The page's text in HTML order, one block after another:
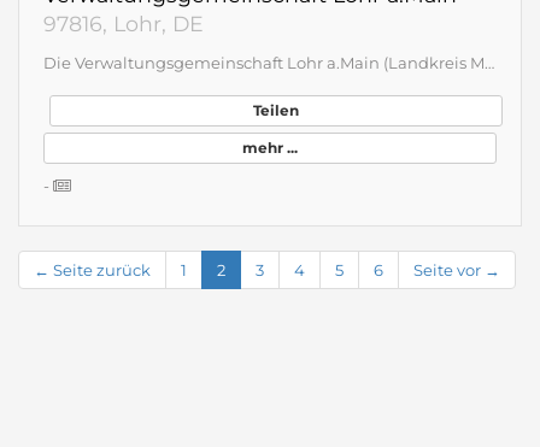
97816, Lohr, DE
Die Verwaltungsgemeinschaft Lohr a.Main (Landkreis Main-Spessart ca. 5.600 Einwohner, 4 Mitgliedsgemeinden) stellt zum nächstmöglichen Zeitpunkt eine/n Geschäftsstellenleiter/in (m/w/d) unbefristet in Vollzeit ein. Die vollständige Stellenanzeige finden Sie auf unserer Internetseite www.vgem-lohr.de. Wir freuen uns auf Ihre schriftliche Bewerbung bis 17.07.2026
Teilen
mehr ...
-
← Seite zurück 1 2 3 4 5 6 Seite vor →